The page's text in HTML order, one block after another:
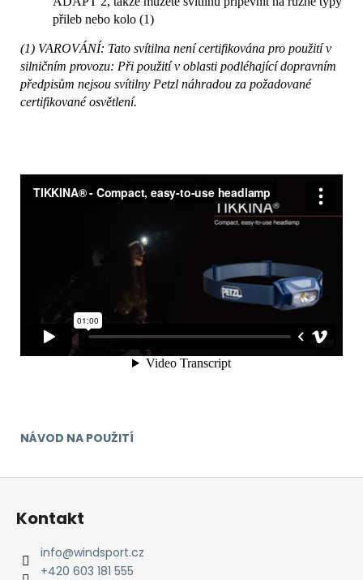
přileb nebo kolo (1)
(1) VAROVÁNÍ: Tato svítilna není certifikována pro použití v
silničním provozu: Při použití v oblasti podléhající dopravním
předpisům nejsou svítilny Petzl náhradou za požadované
certifikované osvětlení.
NÁVOD NA POUŽITÍ
Z
Kontakt
info@windsport.cz
+420 603 181 555